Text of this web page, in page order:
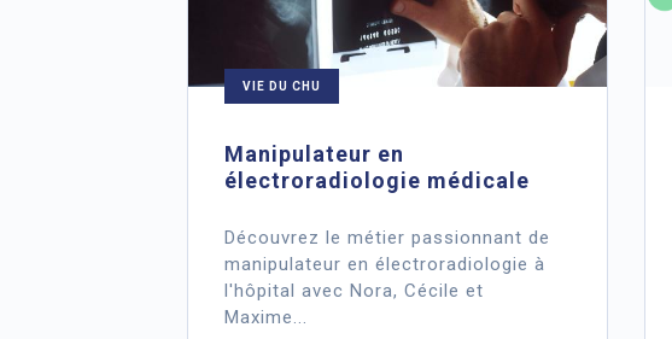
VIE DU CHU
Manipulateur en
électroradiologie médicale
Découvrez le métier passionnant de
manipulateur en électroradiologie à
l'hôpital avec Nora, Cécile et
Maxime...